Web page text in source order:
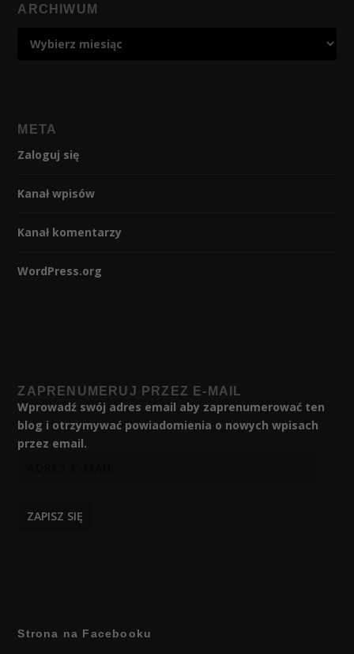
ARCHIWUM
META
Zaloguj się
Kanał wpisów
Kanał komentarzy
WordPress.org
ZAPRENUMERUJ PRZEZ E-MAIL
Wprowadź swój adres email aby zaprenumerować ten
blog i otrzymywać powiadomienia o nowych wpisach
przez email.
ZAPISZ SIĘ
Strona na Facebooku